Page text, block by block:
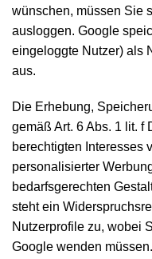
wünschen, müssen Sie
ausloggen. Google
eingeloggte Nutzer) als
aus.
Die Erhebung,
gemäß Art. 6 Abs. 1 lit. f
berechtigten Interesses
personalisierter
bedarfsgerechten
steht ein
Nutzerprofile zu, wobei
Google wenden